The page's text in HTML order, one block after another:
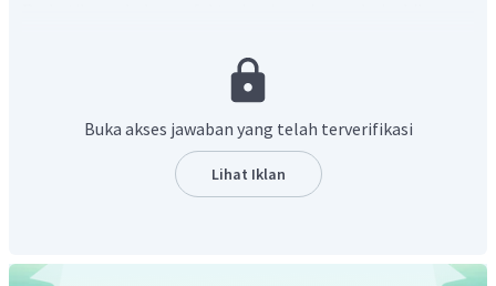
×2
Akibatnya KPK dari 4, 5, dan 6 adalah
KPK 2 ×3 × =
Artinya Robi, Johan, dan Lutfi berlatih bersama setiap 60
bersama kedua kalinya pada tanggal 5 April 2016. Maka
Buka akses jawaban yang telah terverifikasi
Lihat Iklan